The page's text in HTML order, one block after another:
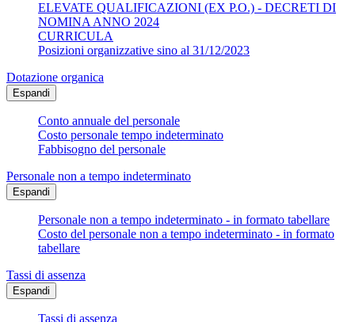
ELEVATE QUALIFICAZIONI (EX P.O.) - DECRETI DI
NOMINA ANNO 2024
CURRICULA
Posizioni organizzative sino al 31/12/2023
Dotazione organica
Espandi
Conto annuale del personale
Costo personale tempo indeterminato
Fabbisogno del personale
Personale non a tempo indeterminato
Espandi
Personale non a tempo indeterminato - in formato tabellare
Costo del personale non a tempo indeterminato - in formato
tabellare
Tassi di assenza
Espandi
Tassi di assenza